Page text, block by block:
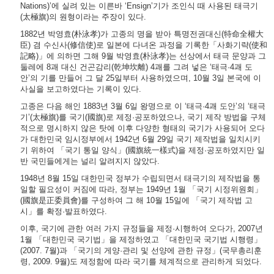
Nations)’에 실려 있는 이른바 ‘Ensign’기가 조인식 때 사용된 태극기
(太極旗)의 원형이라는 주장이 있다.
1882년 박영효(朴泳孝)가 고종의 명을 받아 특명전권대신(特命全權大
臣) 겸 수신사(修信使)로 일본에 다녀온 과정을 기록한「사화기략(使和
記略)」에 의하면 그해 9월 박영효(朴泳孝)는 선상에서 태극 문양과 그
둘레에 8괘 대신 건곤감리(乾坤坎離) 4괘를 그려 넣은 ‘태극·4괘 도
안’의 기를 만들어 그 달 25일부터 사용하였으며, 10월 3일 본국에 이
사실을 보고하였다는 기록이 있다.
고종은 다음 해인 1883년 3월 6일 왕명으로 이 ‘태극·4괘 도안’의 ‘태극
기’(太極旗)를 국기(國旗)로 제정·공포하였으나, 국기 제작 방법을 구체
적으로 명시하지 않은 탓에 이후 다양한 형태의 국기가 사용되어 오다
가 대한민국 임시정부에서 1942년 6월 29일 국기 제작법을 일치시키
기 위하여 「국기 통일 양식」(國旗統一樣式)을 제정·공포하였지만 일
반 국민들에게는 널리 알려지지 않았다.
1948년 8월 15일 대한민국 정부가 수립되면서 태극기의 제작법을 통
일할 필요성이 커짐에 따라, 정부는 1949년 1월 「국기 시정위원회」
(國旗是正委員會)를 구성하여 그 해 10월 15일에 「국기 제작법 고
시」를 확정·발표하였다.
이후, 국기에 관한 여러 가지 규정들을 제정·시행하여 오다가, 2007년
1월 「대한민국 국기법」을 제정하였고 「대한민국 국기법 시행령」
(2007. 7월)과 「국기의 게양·관리 및 선양에 관한 규정」(국무총리훈
령, 2009. 9월)도 제정함에 따라 국기를 체계적으로 관리하게 되었다.